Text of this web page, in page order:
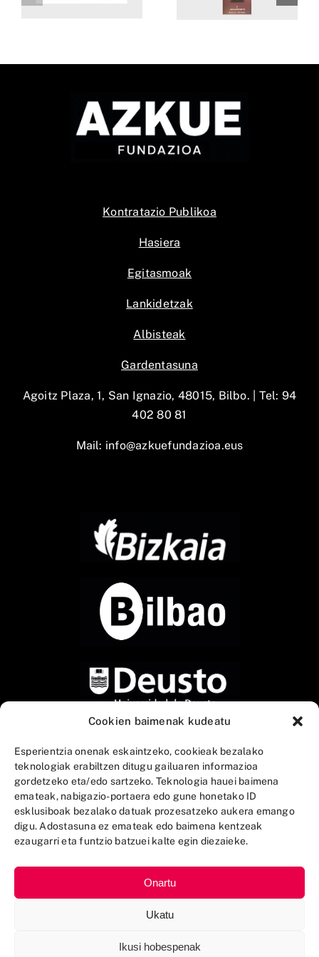
Cookien baimenak kudeatu
Esperientzia onenak eskaintzeko, cookieak bezalako
teknologiak erabiltzen ditugu gailuaren informazioa
gordetzeko eta/edo sartzeko. Teknologia hauei baimena
emateak, nabigazio-portaera edo gune honetako ID
esklusiboak bezalako datuak prozesatzeko aukera emango
digu. Adostasuna ez emateak edo baimena kentzeak
ezaugarri eta funtzio batzuei kalte egin diezaieke.
Onartu
Ukatu
Ikusi hobespenak
Kontratazio Publikoa
Hasiera
Egitasmoak
Lankidetzak
Albisteak
Gardentasuna
Agoitz Plaza, 1, San Ignazio, 48015, Bilbo. | Tel: 94
402 80 81
Mail: info@azkuefundazioa.eus